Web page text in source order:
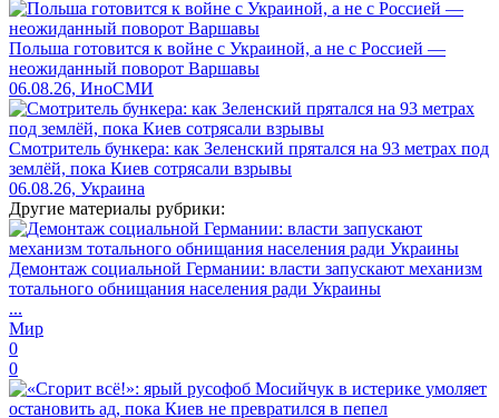
Польша готовится к войне с Украиной, а не с Россией —
неожиданный поворот Варшавы
06.08.26, ИноСМИ
Смотритель бункера: как Зеленский прятался на 93 метрах под
землёй, пока Киев сотрясали взрывы
06.08.26, Украина
Другие материалы рубрики:
Демонтаж социальной Германии: власти запускают механизм
тотального обнищания населения ради Украины
...
Мир
0
0